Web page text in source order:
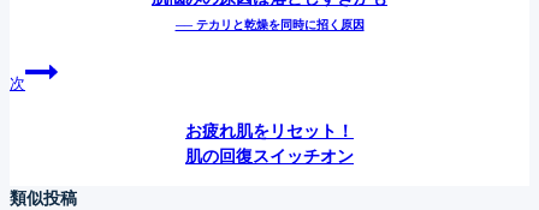
ゲ
ョ
── テカリと乾燥を同時に招く原因
次
お疲れ肌をリセット！
肌の回復スイッチオン
類似投稿